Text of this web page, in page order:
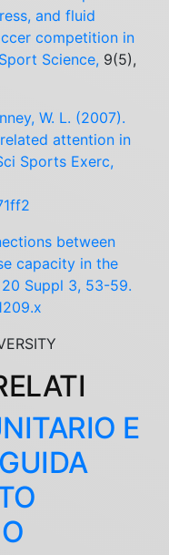
and fluid
competition in
Science, 9(5),
W. L. (2007).
attention in
Sports Exerc,
between
capacity in the
Suppl 3, 53-59.
E